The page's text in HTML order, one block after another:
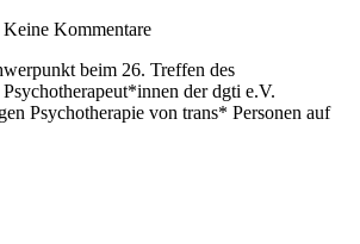
Keine Kommentare
beim 26. Treffen des
der dgti e.V.
Psychotherapie von trans* Personen auf